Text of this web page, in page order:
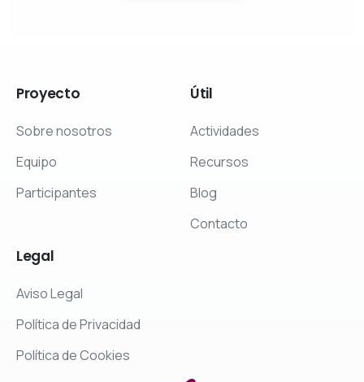
Proyecto
Sobre nosotros
Equipo
Participantes
Útil
Actividades
Recursos
Blog
Contacto
Legal
Aviso Legal
Política de Privacidad
Política de Cookies